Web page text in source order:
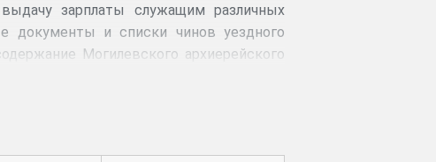
зарплаты служащим различных
документы и списки чинов уездного
Могилевского архиерейского